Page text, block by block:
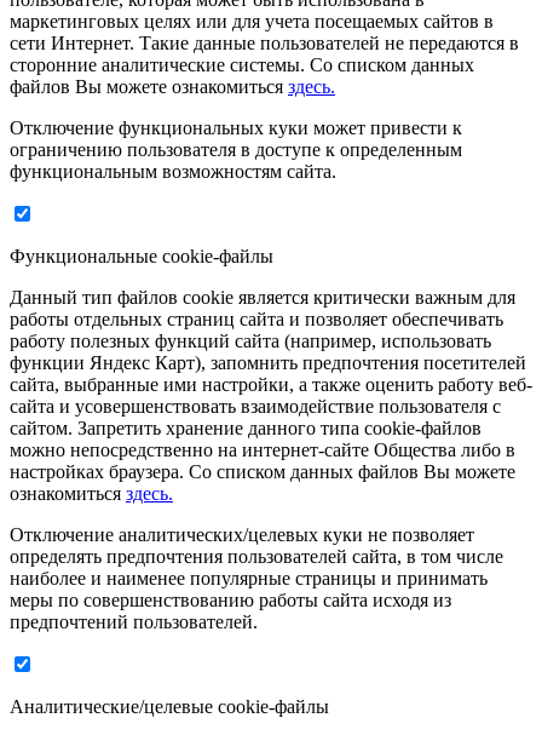
маркетинговых целях или для учета посещаемых сайтов в
сети Интернет. Такие данные пользователей не передаются в
сторонние аналитические системы. Со списком данных
файлов Вы можете ознакомиться здесь.
Отключение функциональных куки может привести к
ограничению пользователя в доступе к определенным
функциональным возможностям сайта.
Функциональные cookie-файлы
Данный тип файлов cookie является критически важным для
работы отдельных страниц сайта и позволяет обеспечивать
работу полезных функций сайта (например, использовать
функции Яндекс Карт), запомнить предпочтения посетителей
сайта, выбранные ими настройки, а также оценить работу веб-
сайта и усовершенствовать взаимодействие пользователя с
сайтом. Запретить хранение данного типа cookie-файлов
можно непосредственно на интернет-сайте Общества либо в
настройках браузера. Со списком данных файлов Вы можете
ознакомиться здесь.
Отключение аналитических/целевых куки не позволяет
определять предпочтения пользователей сайта, в том числе
наиболее и наименее популярные страницы и принимать
меры по совершенствованию работы сайта исходя из
предпочтений пользователей.
Аналитические/целевые cookie-файлы